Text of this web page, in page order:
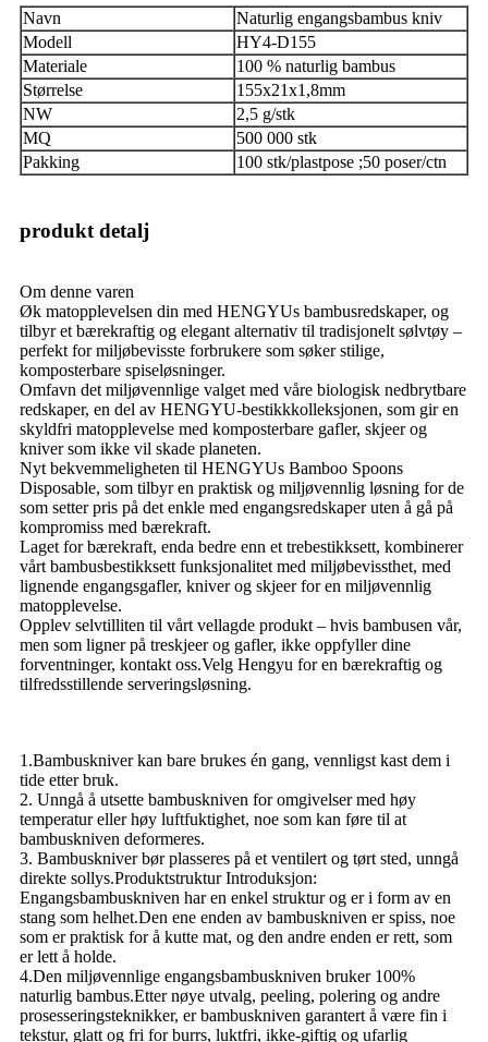
Navn
Naturlig engangsbambus kniv
Modell
HY4-D155
Materiale
100 % naturlig bambus
Størrelse
155x21x1,8mm
NW
2,5 g/stk
MQ
500 000 stk
Pakking
100 stk/plastpose ;50 poser/ctn
produkt detalj
Om denne varen
Øk matopplevelsen din med HENGYUs bambusredskaper, og
tilbyr et bærekraftig og elegant alternativ til tradisjonelt sølvtøy –
perfekt for miljøbevisste forbrukere som søker stilige,
komposterbare spiseløsninger.
Omfavn det miljøvennlige valget med våre biologisk nedbrytbare
redskaper, en del av HENGYU-bestikkkolleksjonen, som gir en
skyldfri matopplevelse med komposterbare gafler, skjeer og
kniver som ikke vil skade planeten.
Nyt bekvemmeligheten til HENGYUs Bamboo Spoons
Disposable, som tilbyr en praktisk og miljøvennlig løsning for de
som setter pris på det enkle med engangsredskaper uten å gå på
kompromiss med bærekraft.
Laget for bærekraft, enda bedre enn et trebestikksett, kombinerer
vårt bambusbestikksett funksjonalitet med miljøbevissthet, med
lignende engangsgafler, kniver og skjeer for en miljøvennlig
matopplevelse.
Opplev selvtilliten til vårt vellagde produkt – hvis bambusen vår,
men som ligner på treskjeer og gafler, ikke oppfyller dine
forventninger, kontakt oss.Velg Hengyu for en bærekraftig og
tilfredsstillende serveringsløsning.
1.Bambuskniver kan bare brukes én gang, vennligst kast dem i
tide etter bruk.
2. Unngå å utsette bambuskniven for omgivelser med høy
temperatur eller høy luftfuktighet, noe som kan føre til at
bambuskniven deformeres.
3. Bambuskniver bør plasseres på et ventilert og tørt sted, unngå
direkte sollys.Produktstruktur Introduksjon:
Engangsbambuskniven har en enkel struktur og er i form av en
stang som helhet.Den ene enden av bambuskniven er spiss, noe
som er praktisk for å kutte mat, og den andre enden er rett, som
er lett å holde.
4.Den miljøvennlige engangsbambuskniven bruker 100%
naturlig bambus.Etter nøye utvalg, peeling, polering og andre
prosesseringsteknikker, er bambuskniven garantert å være fin i
tekstur, glatt og fri for burrs, luktfri, ikke-giftig og ufarlig